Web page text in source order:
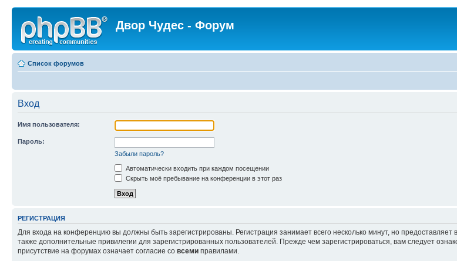
Двор Чудес - Форум
Список форумов
Вход
Имя пользователя:
Пароль:
Забыли пароль?
Автоматически входить при каждом посещении
Скрыть моё пребывание на конференции в этот раз
РЕГИСТРАЦИЯ
Для входа на конференцию вы должны быть зарегистрированы. Регистрация занимает всего несколько минут, но
также дополнительные привилегии для зарегистрированных пользователей. Прежде чем зарегистрироваться, вам следует
присутствие на форумах означает согласие со всеми правилами.